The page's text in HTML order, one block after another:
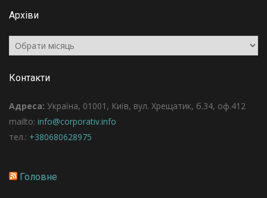
Архіви
Архіви
Контакти
Адреса: Україна, 01001, Київ, вул. Хрещатик, б.34, оф.412
mailto: info@corporativ.info
тел.: +380680628975
Головне